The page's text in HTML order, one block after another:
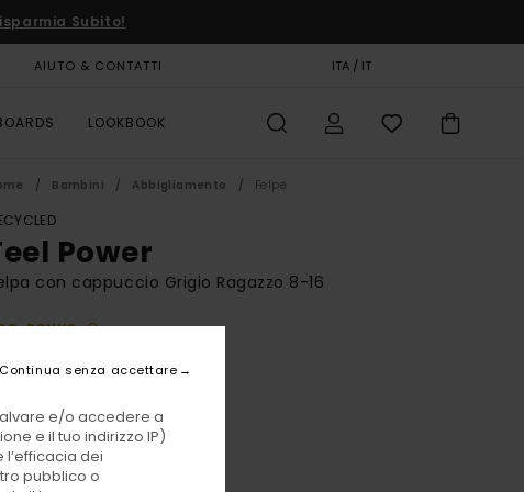
Subito!
AIUTO & CONTATTI ITA / IT
LOOKBOOK
Bambini Abbigliamento Felpe
Power
con cappuccio Grigio Ragazzo 8-16
BONUS
60,00 €
Mid Grey Heather
e/o accedere a
e il tuo indirizzo IP)
dei
pubblico o
Continua senza accettare